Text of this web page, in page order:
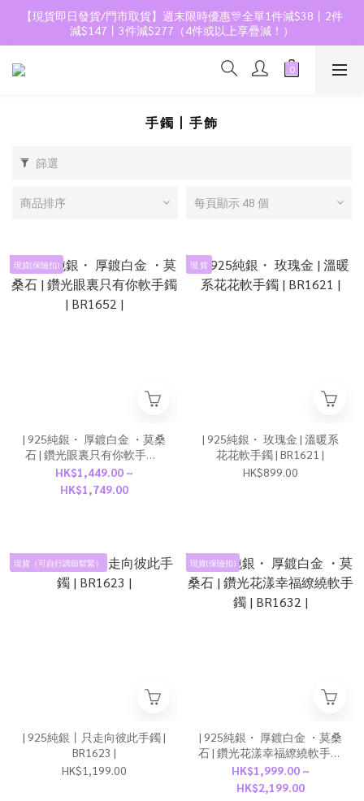
【現貨即日發貨/門市取貨】週末限時優惠🎊全單1件減$38丨2件
減$147丨3件減$277（4件或以上享疊減！）
手鐲丨手飾
篩選
商品排序 每頁顯示 48 個
現貨(保險扣)
| 925純銀・ 厚鍍白金 ・莫桑
石 | 鑽光眼裏只有你軟手鐲 |
BR1652 |
HK$1,449.00 ~
HK$1,749.00
現 貨
| 925純銀・ 玫瑰金 | 溫暖系
花花軟手鐲 | BR1621 |
HK$899.00
現貨（可自行調節鬆緊）
| 925純銀丨只走向彼此手鐲 |
BR1623 |
HK$1,199.00
現貨(保險扣)
| 925純銀・ 厚鍍白金 ・莫桑
石 | 鑽光花漾幸福繚繞軟手鐲
| BR1632 |
HK$1,999.00 ~
HK$2,199.00